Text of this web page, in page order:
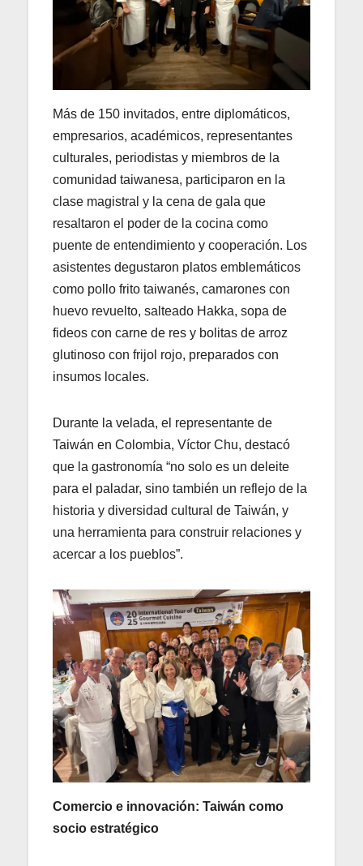
Más de 150 invitados, entre diplomáticos,
empresarios, académicos, representantes
culturales, periodistas y miembros de la
comunidad taiwanesa, participaron en la
clase magistral y la cena de gala que
resaltaron el poder de la cocina como
puente de entendimiento y cooperación. Los
asistentes degustaron platos emblemáticos
como pollo frito taiwanés, camarones con
huevo revuelto, salteado Hakka, sopa de
fideos con carne de res y bolitas de arroz
glutinoso con frijol rojo, preparados con
insumos locales.
Durante la velada, el representante de
Taiwán en Colombia, Víctor Chu, destacó
que la gastronomía “no solo es un deleite
para el paladar, sino también un reflejo de la
historia y diversidad cultural de Taiwán, y
una herramienta para construir relaciones y
acercar a los pueblos”.
Comercio e innovación: Taiwán como
socio estratégico